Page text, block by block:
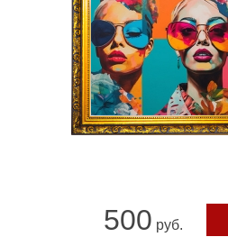
500 руб.